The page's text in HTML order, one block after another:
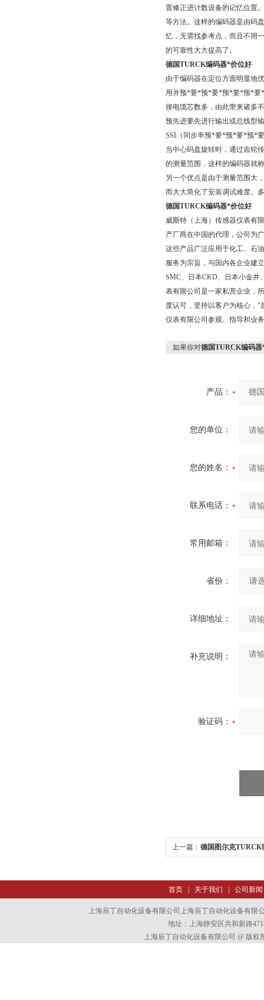
置修正进计数设备的记忆位置
等方法。这样的编码器是由码
忆，无需找参考点，而且不用
的可靠性大大提高了。
德国TURCK编码器*价位好
由于编码器在定位方面明显地
用并预*要*预*要*预*要*预*要*
接电缆芯数多，由此带来诸多
预先进要先进行输出或总线型
SSI（同步串预*要*预*要*预*
当中心码盘旋转时，通过齿轮
的测量范围，这样的编码器就
另一个优点是由于测量范围大
而大大简化了安装调试难度。
德国TURCK编码器*价位好
威斯特（上海）传感器仪表有
产厂商在中国的代理，公司为
这些产品广泛应用于化工、石
服务为宗旨，与国内各企业建
SMC、日本CKD、日本小金井
表有限公司是一家私营企业，
度认可，坚持以客户为核心，
仪表有限公司参观、指导和业
如果你对德国TURCK编码器
产品：
您的单位：
您的姓名：
联系电话：
常用邮箱：
省份：
详细地址：
补充说明：
验证码：
上一篇： 德国图尔克TURCK
首页| 关于我们 公司新闻
上海辰丁自动化设备有限公司上海辰丁自动化设备有限
地址：上海静安区共和新路
上海辰丁自动化设备有限公司 @ 版权